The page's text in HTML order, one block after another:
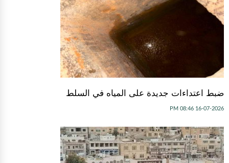
ضبط اعتداءات جديدة على المياه في السلط
16-07-2026 08:46 PM